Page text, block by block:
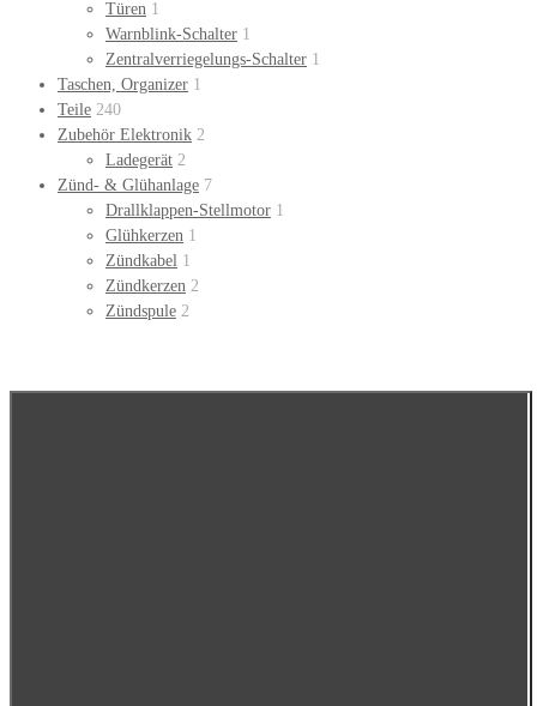
Türen 1
Warnblink-Schalter 1
Zentralverriegelungs-Schalter 1
Taschen, Organizer 1
Teile 240
Zubehör Elektronik 2
Ladegerät 2
Zünd- & Glühanlage 7
Drallklappen-Stellmotor 1
Glühkerzen 1
Zündkabel 1
Zündkerzen 2
Zündspule 2